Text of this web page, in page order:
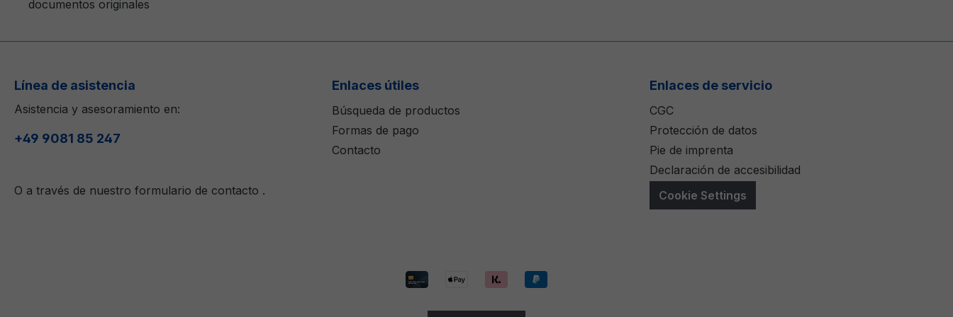
documentos originales
Línea de asistencia
Asistencia y asesoramiento en:
+49 9081 85 247
O a través de nuestro formulario de contacto .
Enlaces útiles
Búsqueda de productos
Formas de pago
Contacto
Enlaces de servicio
CGC
Protección de datos
Pie de imprenta
Declaración de accesibilidad
Cookie Settings